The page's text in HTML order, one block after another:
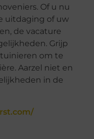
Of u nu
uitdaging of uw
de vacature
Grijp
om te
Aarzel niet en
in de